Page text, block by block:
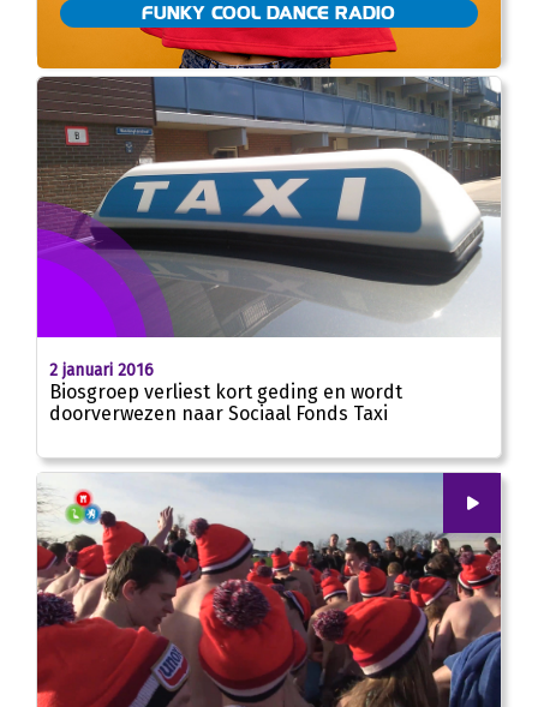
FUNKY COOL DANCE RADIO
2 januari 2016
Biosgroep verliest kort geding en wordt
doorverwezen naar Sociaal Fonds Taxi
00 00